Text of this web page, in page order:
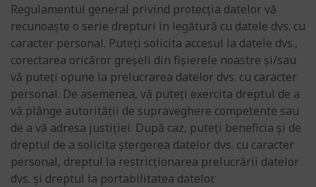
Regulamentul general privind protecția datelor vă
recunoaște o serie drepturi în legătură cu datele dvs. cu
caracter personal. Puteți solicita accesul la datele dvs.,
corectarea oricăror greșeli din fișierele noastre și/sau
vă puteți opune la prelucrarea datelor dvs. cu caracter
personal. De asemenea, vă puteți exercita dreptul de a
vă plânge autorității de supraveghere competente sau
de a vă adresa justiției. După caz, puteți beneficia și de
dreptul de a solicita ștergerea datelor dvs. cu caracter
personal, dreptul la restricționarea prelucrării datelor
dvs. și dreptul la portabilitatea datelor.